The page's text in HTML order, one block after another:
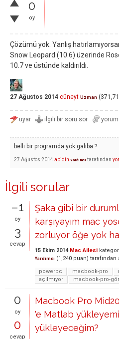
0
oy
Çözümü yok. Yanlış
Snow Leopard (10.6) üzerinde
10.7 ve üstünde kaldırıldı.
27 Ağustos 2014 cüneyt Uzman (
belli bir programda yok galiba ?
27 Ağustos 2014 abidin Yardımcı tarafından
İlgili sorular
–1
oy
3
cevap
Şaka gibi bir
karşıyayım mac
zorluyor öğe yok
15 Ekim 2014 Mac Ailesi
Yardımcı (1,240 puan) tarafından
powerpc
macbook-pro
açılmıyor
macbook-pro-
0
oy
0
cevap
Macbook Pro
'e Matlab
yükleyeceğim?